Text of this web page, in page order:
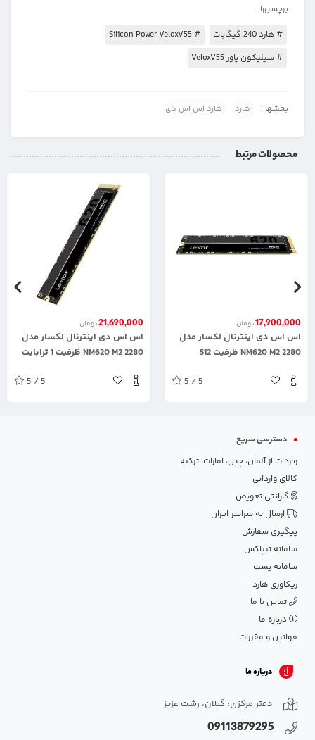
برچسبها :
# هارد 240 گیگابات
# Silicon Power VeloxV55
# سیلیکون پاور VeloxV55
بخشها : هارد هارد اس اس دی
محصولات مرتبط
17,900,000تومان
اس اس دی اینترنال لکسار مدل
2280 NM620 M2 ظرفیت 512
5 / 5
21,690,000تومان
اس اس دی اینترنال لکسار مدل
2280 NM620 M2 ظرفیت 1 ترابایت
5 / 5
دسترسی سریع
واردات از آلمان، چین، امارات، ترکیه
کالای وارداتی
گارانتی تعویض
ارسال به سراسر ایران
پیگیری سفارش
سامانه تیپاکس
سامانه پست
ریکاوری هارد
تماس با ما
درباره ما
قوانین و مقررات
درباره ما
دفتر مرکزی: گیلان، رشت عزیز
09113879295